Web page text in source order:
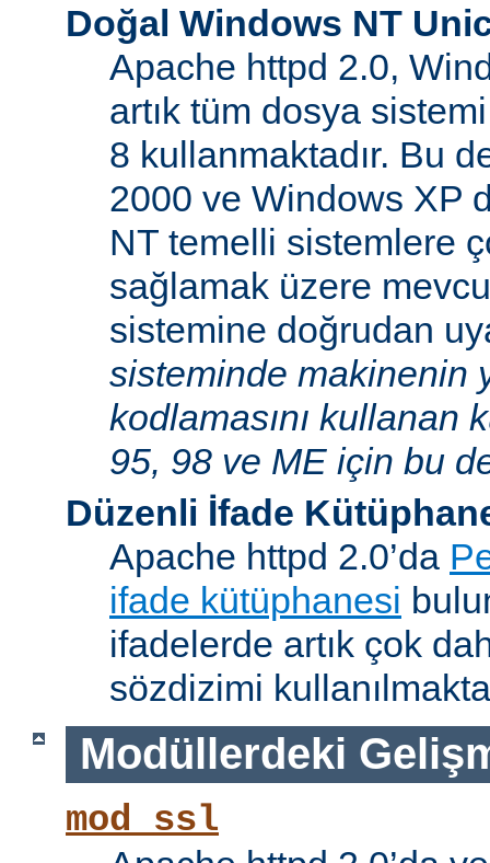
Doğal Windows NT
Apache httpd 2.0,
artık tüm dosya
8 kullanmaktadır. Bu
2000 ve Windows XP
NT temelli sistemlere
sağlamak üzere
sistemine doğrudan
sisteminde makinenin
kodlamasını kullanan
95, 98 ve ME için bu
Düzenli İfade
Apache httpd 2.0’da
ifade kütüphanesi
ifadelerde artık çok
sözdizimi
Modüllerdeki
mod_ssl